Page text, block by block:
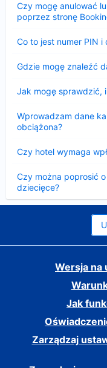
Czy mogę anulować
poprzez stronę
Co to jest numer PIN
Gdzie mogę znaleźć
Jak mogę sprawdzić,
Wprowadzam dane
obciążona?
Czy hotel wymaga
Czy można poprosić
dziecięce?
Wersja na
Jak
Zarządzaj